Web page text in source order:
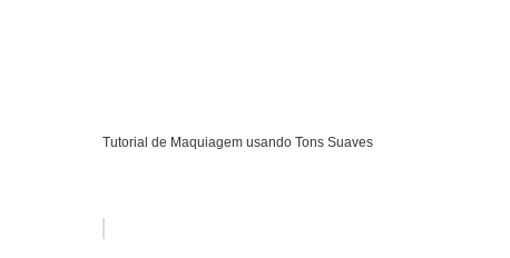
Tutorial de Maquiagem usando Tons Suaves